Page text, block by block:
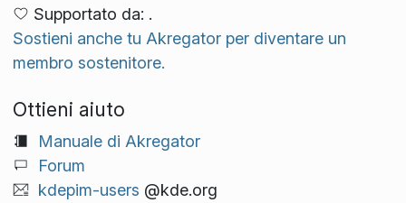
Supportato da: .
Sostieni anche tu Akregator per diventare un
membro sostenitore.
Ottieni aiuto
Manuale di Akregator
Forum
kdepim-users @kde.org